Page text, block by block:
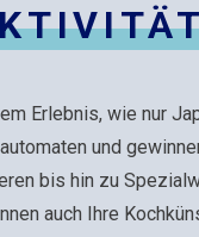
Erlebnis, wie nur
und
bis hin zu
auch Ihre